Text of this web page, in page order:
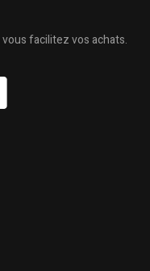
facilitez vos achats.